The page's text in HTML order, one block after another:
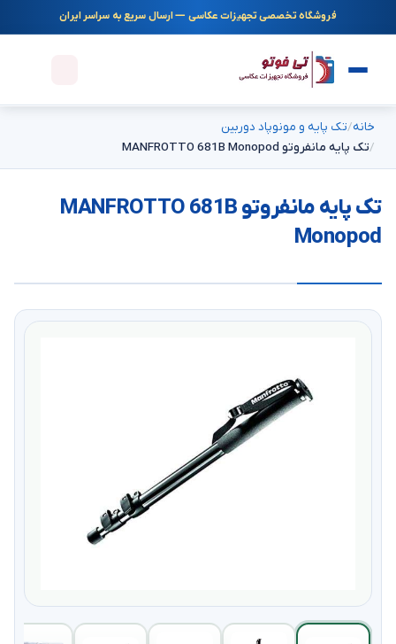
فروشگاه تخصصی تجهیزات عکاسی — ارسال سریع به سراسر ایران
خانه تک پایه و مونوپاد دوربین
تک پایه مانفروتو MANFROTTO 681B Monopod
تک پایه مانفروتو MANFROTTO 681B
Monopod